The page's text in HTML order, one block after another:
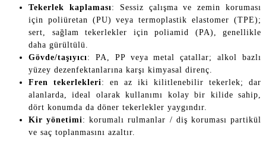
Tekerlek kaplaması: Sessiz çalışma ve zemin koruması
için poliüretan (PU) veya termoplastik elastomer (TPE);
sert, sağlam tekerlekler için poliamid (PA), genellikle
daha gürültülü.
Gövde/taşıyıcı: PA, PP veya metal çatallar; alkol bazlı
yüzey dezenfektanlarına karşı kimyasal direnç.
Fren tekerlekleri: en az iki kilitlenebilir tekerlek; dar
alanlarda, ideal olarak kullanımı kolay bir kilide sahip,
dört konumda da döner tekerlekler yaygındır.
Kir yönetimi: korumalı rulmanlar / diş koruması partikül
ve saç toplanmasını azaltır.